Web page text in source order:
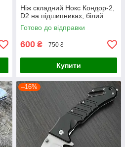
Ніж складний Нокс Кондор-2,
D2 на підшипниках, білий
Готово до відправки
600 ₴ 750 ₴
Купити
–16%